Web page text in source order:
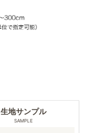
生地サンプル
SAMPLE